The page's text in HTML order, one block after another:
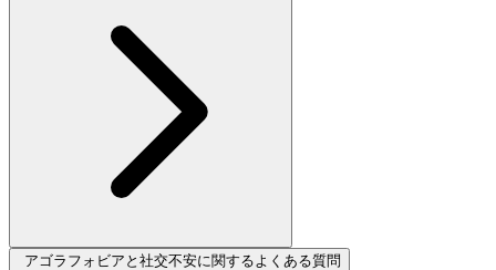
アゴラフォビアと社交不安に関するよくある質問